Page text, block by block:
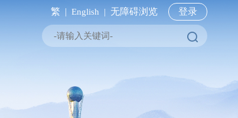
繁 | English | 无障碍浏览 登录